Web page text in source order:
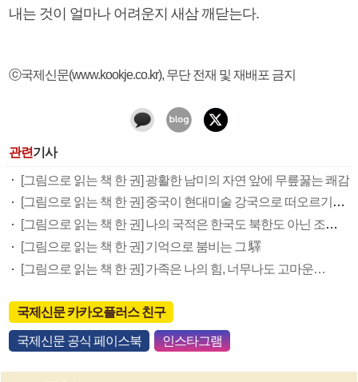
내는 것이 얼마나 어려운지 새삼 깨닫는다.
ⓒ국제신문(www.kookje.co.kr), 무단 전재 및 재배포 금지
관련기사
[그림으로 읽는 책 한 권] 광활한 남미의 자연 앞에 무릎꿇는 쾌감
[그림으로 읽는 책 한 권] 중국이 현대미술 강국으로 떠오르기까지
[그림으로 읽는 책 한 권] 나의 국적은 한국도 북한도 아닌 조선입니다
[그림으로 읽는 책 한 권] 기억으로 붐비는 그 驛
[그림으로 읽는 책 한 권] 가족은 나의 힘, 너무나도 고마운…
국제신문 카카오플러스 친구
국제신문 공식 페이스북 인스타그램